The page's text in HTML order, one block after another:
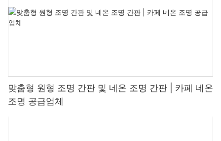
맞춤형 원형 조명 간판 및 네온 조명 간판 | 카페 네온
조명 공급업체